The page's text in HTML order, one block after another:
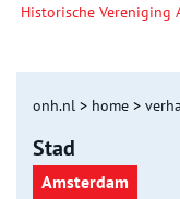
Historische Vereniging
onh.nl > home >
Stad
Amsterdam